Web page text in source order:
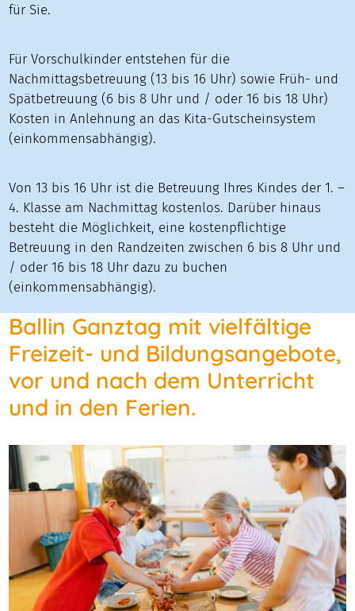
für Sie.
Für Vorschulkinder entstehen für die
Nachmittagsbetreuung (13 bis 16 Uhr) sowie Früh- und
Spätbetreuung (6 bis 8 Uhr und / oder 16 bis 18 Uhr)
Kosten in Anlehnung an das Kita-Gutscheinsystem
(einkommensabhängig).
Von 13 bis 16 Uhr ist die Betreuung Ihres Kindes der 1. –
4. Klasse am Nachmittag kostenlos. Darüber hinaus
besteht die Möglichkeit, eine kostenpflichtige
Betreuung in den Randzeiten zwischen 6 bis 8 Uhr und
/ oder 16 bis 18 Uhr dazu zu buchen
(einkommensabhängig).
Ballin Ganztag mit vielfältige
Freizeit- und Bildungsangebote,
vor und nach dem Unterricht
und in den Ferien.